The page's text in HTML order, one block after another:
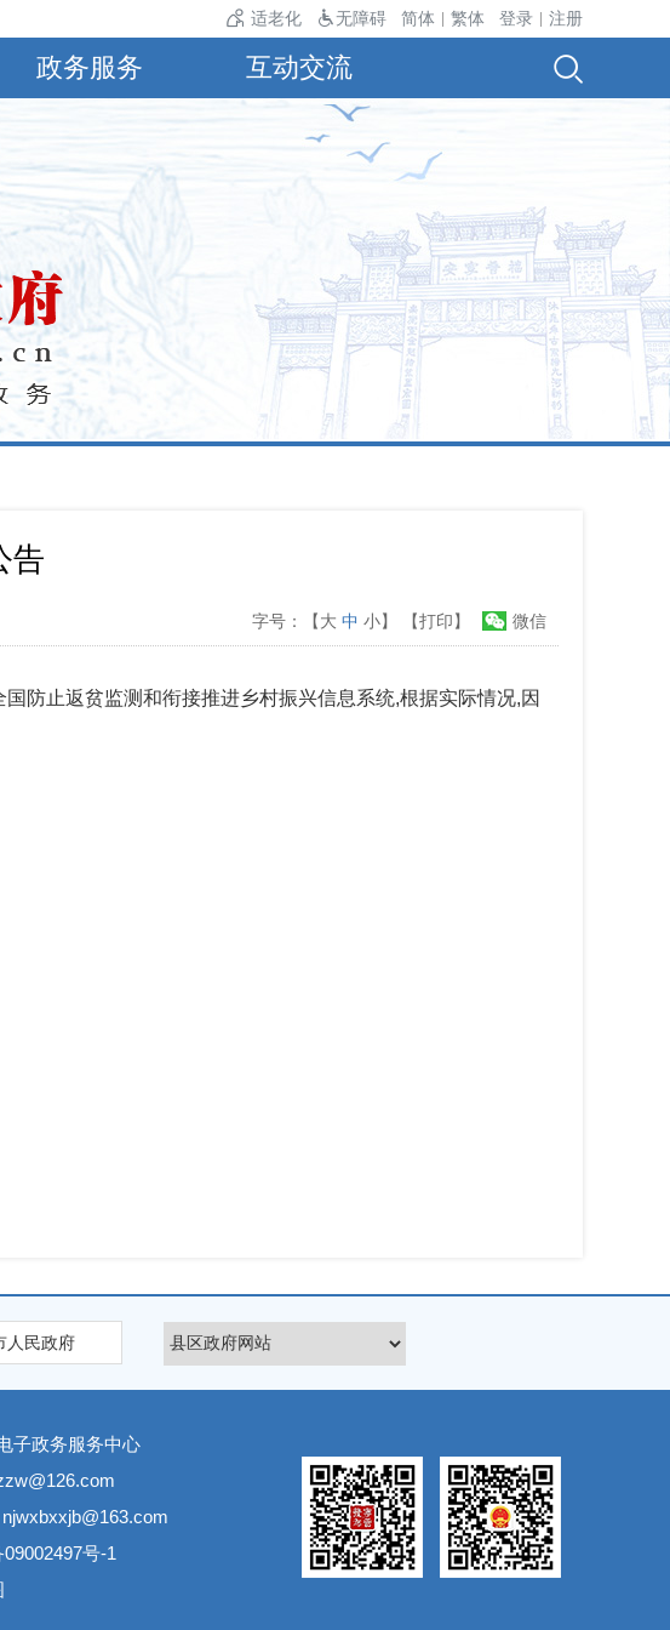
温30℃，最低气温24℃。 适老化 无障碍 简体 繁体 登录 注册
政务服务 互动交流
告
微信
字号：【大 中 小】 【打印】
防止返贫监测和衔接推进乡村振兴信息系统,根据实际情况,因
人民政府
子政务服务中心
号-1